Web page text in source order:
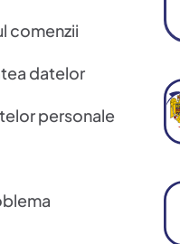
comenzii
datelor
personale